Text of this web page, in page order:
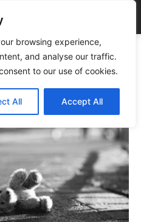
browsing experience,
and analyse our traffic.
to our use of cookies.
All Accept All
στους